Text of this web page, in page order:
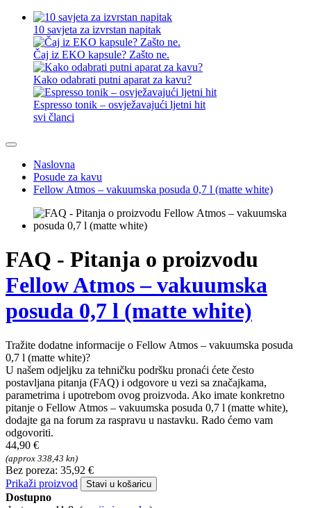
10 savjeta za izvrstan napitak
Čaj iz EKO kapsule? Zašto ne.
Kako odabrati putni aparat za kavu?
Espresso tonik – osvježavajući ljetni hit
svi članci
Naslovna
Posude za kavu
Fellow Atmos – vakuumska posuda 0,7 l (matte white)
FAQ - Pitanja o proizvodu
Fellow Atmos – vakuumska
posuda 0,7 l (matte white)
Tražite dodatne informacije o Fellow Atmos – vakuumska posuda
0,7 l (matte white)?
U našem odjeljku za tehničku podršku pronaći ćete često
postavljana pitanja (FAQ) i odgovore u vezi sa značajkama,
parametrima i upotrebom ovog proizvoda. Ako imate konkretno
pitanje o Fellow Atmos – vakuumska posuda 0,7 l (matte white),
dodajte ga na forum za raspravu u nastavku. Rado ćemo vam
odgovoriti.
44,90 €
(approx 338,43 kn)
Bez poreza: 35,92 €
Prikaži proizvod
Stavi u košaricu
Dostupno